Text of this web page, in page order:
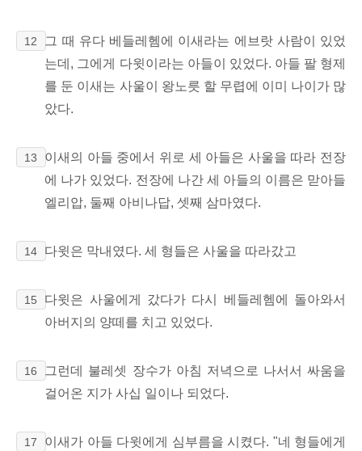
12
그 때 유다 베들레헴에 이새라는 에브랏 사람이 있었
는데, 그에게 다윗이라는 아들이 있었다. 아들 팔 형제
를 둔 이새는 사울이 왕노릇 할 무렵에 이미 나이가 많
았다.
13
이새의 아들 중에서 위로 세 아들은 사울을 따라 전장
에 나가 있었다. 전장에 나간 세 아들의 이름은 맏아들
엘리압, 둘째 아비나답, 셋째 삼마였다.
14 다윗은 막내였다. 세 형들은 사울을 따라갔고
15
다윗은 사울에게 갔다가 다시 베들레헴에 돌아와서
아버지의 양떼를 치고 있었다.
16
그런데 불레셋 장수가 아침 저녁으로 나서서 싸움을
걸어온 지가 사십 일이나 되었다.
17 이새가 아들 다윗에게 심부름을 시켰다. "네 형들에게